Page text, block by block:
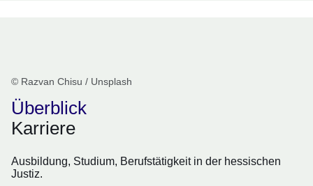
© Razvan Chisu / Unsplash
Überblick
Karriere
Ausbildung, Studium, Berufstätigkeit in der hessischen
Justiz.